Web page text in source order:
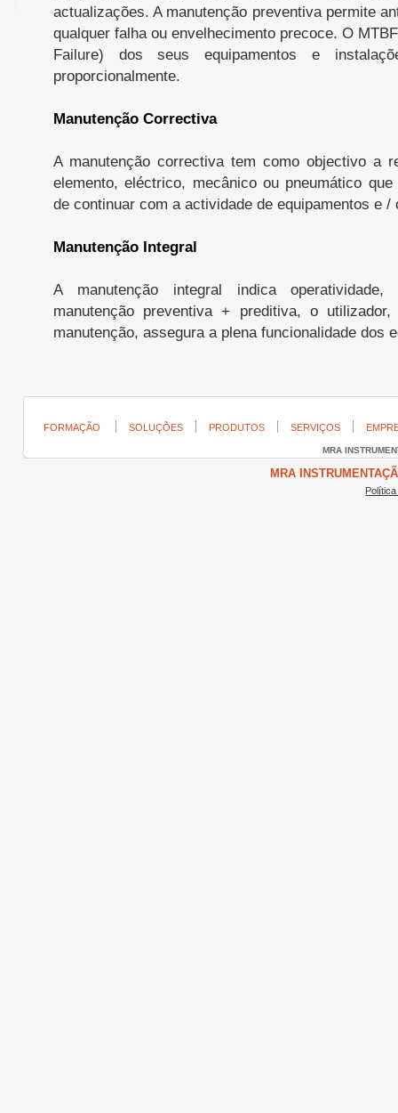
actualizações. A manutenção preventiva permite
qualquer falha ou envelhecimento precoce. O
Failure) dos seus equipamentos e
proporcionalmente.
Manutenção Correctiva
A manutenção correctiva tem como objectivo a
elemento, eléctrico, mecânico ou pneumático
de continuar com a actividade de equipamentos e /
Manutenção Integral
A manutenção integral indica
manutenção preventiva + preditiva, o
manutenção, assegura a plena funcionalidade dos
FORMAÇÃO SOLUÇÕES PRODUTOS SERVIÇOS
MRA
MRA